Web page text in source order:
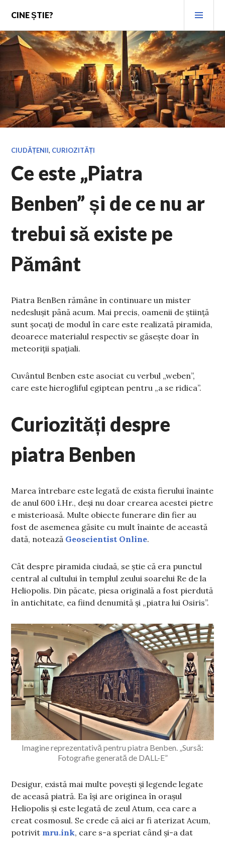
content
CINE ȘTIE?
CIUDĂȚENII, CURIOZITĂȚI
Ce este „Piatra
Benben” și de ce nu ar
trebui să existe pe
Pământ
Piatra BenBen rămâne în continuare un mister
nedeslușit până acum. Mai precis, oamenii de știință
sunt șocați de modul în care este realizată piramida,
deoarece materialul respectiv se găsește doar în
meteoriții spațiali.
Cuvântul Benben este asociat cu verbul „weben”,
care este hierogliful egiptean pentru „a se ridica”.
Curiozități despre
piatra Benben
Marea întrebare este legată de exista fierului înainte
de anul 600 î.Hr., deși nu doar crearea acestei pietre
e misterioasă. Multe obiecte funerare din fier au
fost de asemenea găsite cu mult înainte de această
dată, notează Geoscientist Online.
Cât despre piramida ciudaă, se știe că era punctul
central al cultului în templul zeului soarelui Re de la
Heliopolis. Din păcate, piesa originală a fost pierdută
în antichitate, ea fiind denumită și „piatra lui Osiris”.
Imagine reprezentativă pentru piatra Benben. „Sursă:
Fotografie generată de DALL-E”
Desigur, există mai multe povești și legende legate
de aceasă piatră. Ea își are originea în orașul
Heliopolis și este legată de zeul Atum, cea care a
creat cosmosul. Se crede că aici ar fi aterizat Acum,
potrivit mru.ink, care s-a speriat când și-a dat